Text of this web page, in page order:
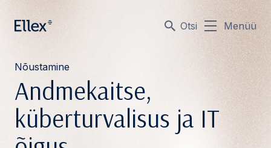
Otsi Menüü
Nõustamine
Andmekaitse,
küberturvalisus ja IT